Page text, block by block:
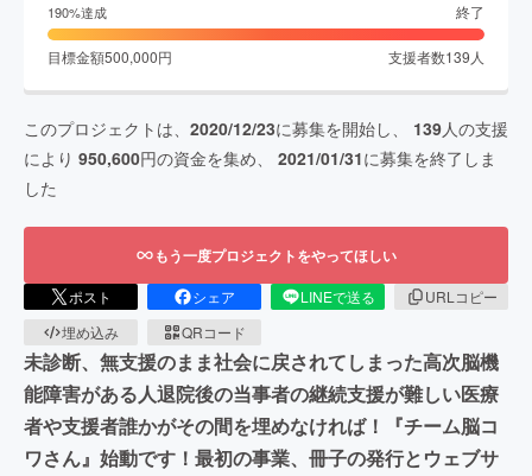
190%達成 終了
目標金額500,000円 支援者数139 人
このプロジェクトは、 2020/12/23に募集を開始し、 139人の支援
により 950,600円の資金を集め、 2021/01/31に募集を終了しま
した
もう一度プロジェクトをやってほしい
ポスト シェア LINEで送る
URLコピー
埋め込み
QRコード
未診断、無支援のまま社会に戻されてしまった高次脳機
能障害がある人退院後の当事者の継続支援が難しい医療
者や支援者誰かがその間を埋めなければ！『チーム脳コ
ワさん』始動です！最初の事業、冊子の発行とウェブサ